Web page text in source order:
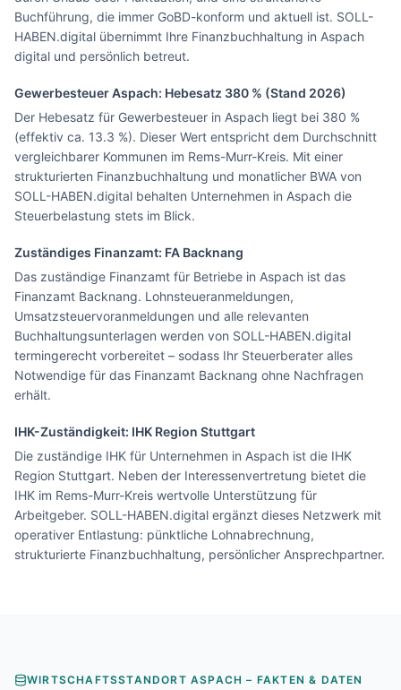
Buchführung, die immer GoBD-konform und aktuell ist. SOLL-
HABEN.digital übernimmt Ihre Finanzbuchhaltung in Aspach
digital und persönlich betreut.
GewerbesteuerAspach: Hebesatz 380 % (Stand 2026)
Der Hebesatz für Gewerbesteuer in Aspach liegt bei 380 %
(effektiv ca. 13.3 %). Dieser Wert entspricht dem Durchschnitt
vergleichbarer Kommunen im Rems-Murr-Kreis. Mit einer
strukturierten Finanzbuchhaltung und monatlicher BWA von
SOLL-HABEN.digital behalten Unternehmen in Aspach die
Steuerbelastung stets im Blick.
Zuständiges Finanzamt: FA Backnang
Das zuständige Finanzamt für Betriebe in Aspach ist das
Finanzamt Backnang. Lohnsteueranmeldungen,
Umsatzsteuervoranmeldungen und alle relevanten
Buchhaltungsunterlagen werden von SOLL-HABEN.digital
termingerecht vorbereitet – sodass Ihr Steuerberater alles
Notwendige für das Finanzamt Backnang ohne Nachfragen
erhält.
IHK-Zuständigkeit: IHK Region Stuttgart
Die zuständige IHK für Unternehmen in Aspach ist die IHK
Region Stuttgart. Neben der Interessenvertretung bietet die
IHK im Rems-Murr-Kreis wertvolle Unterstützung für
Arbeitgeber. SOLL-HABEN.digital ergänzt dieses Netzwerk mit
operativer Entlastung: pünktliche Lohnabrechnung,
strukturierte Finanzbuchhaltung, persönlicher Ansprechpartner.
WIRTSCHAFTSSTANDORT ASPACH – FAKTEN & DATEN